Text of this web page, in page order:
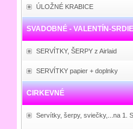
ÚLOŽNÉ KRABICE
SVADOBNÉ - VALENTÍN-
SERVÍTKY, ŠERPY z Airlaid
SERVÍTKY papier + doplnky
CIRKEVNÉ
Servítky, šerpy, sviečky,...na 1.